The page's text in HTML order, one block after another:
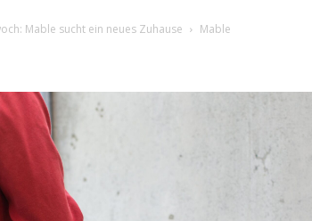
Mable sucht ein neues Zuhause Mable